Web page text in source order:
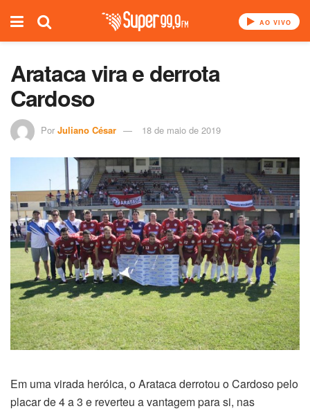
AO VIVO
Arataca vira e derrota
Cardoso
Por Juliano César 18 de maio de 2019
Em uma virada heróica, o Arataca derrotou o Cardoso pelo
placar de 4 a 3 e reverteu a vantagem para si, nas